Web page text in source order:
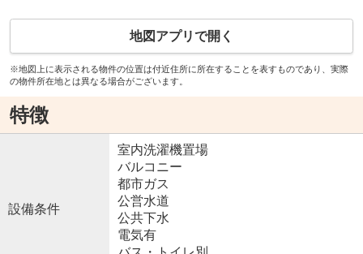
地図アプリで開く
※地図上に表示される物件の位置は付近住所に所在することを表すものであり、実際
の物件所在地とは異なる場合がございます。
特徴
設備条件
室内洗濯機置場
バルコニー
都市ガス
公営水道
公共下水
電気有